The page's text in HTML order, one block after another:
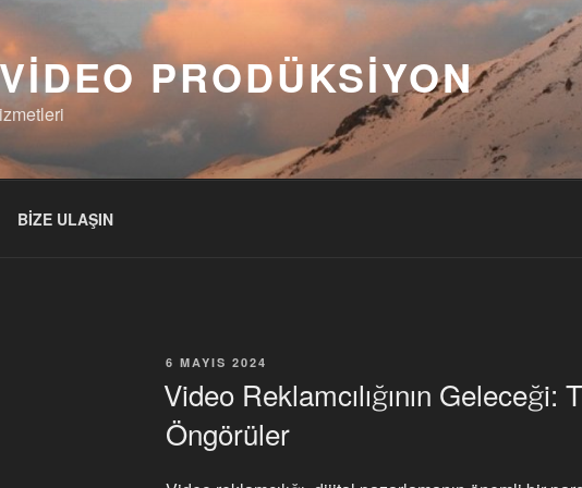
PRODÜKSIYON
BİZE ULAŞIN
YAYIM
6 MAYIS 2024
Video Reklamcılığının Geleceği:
Öngörüler